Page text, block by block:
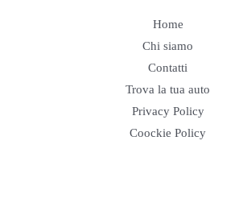
Home
Chi siamo
Contatti
Trova la tua auto
Privacy Policy
Coockie Policy